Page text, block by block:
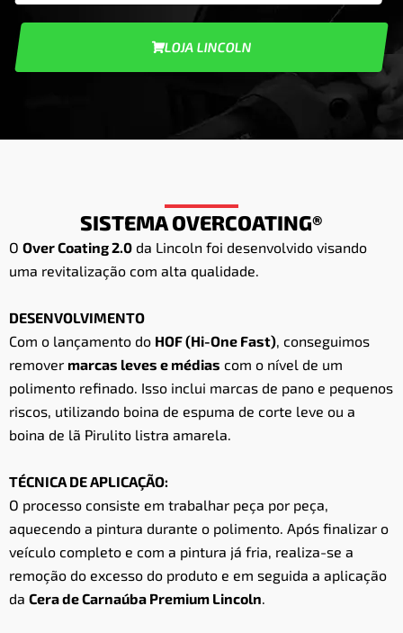
LOJA LINCOLN
SISTEMA OVERCOATING®
O Over Coating 2.0 da Lincoln foi desenvolvido visando
uma revitalização com alta qualidade.
DESENVOLVIMENTO
Com o lançamento do HOF (Hi-One Fast), conseguimos
remover marcas leves e médias com o nível de um
polimento refinado. Isso inclui marcas de pano e pequenos
riscos, utilizando boina de espuma de corte leve ou a
boina de lã Pirulito listra amarela.
TÉCNICA DE APLICAÇÃO:
O processo consiste em trabalhar peça por peça,
aquecendo a pintura durante o polimento. Após finalizar o
veículo completo e com a pintura já fria, realiza-se a
remoção do excesso do produto e em seguida a aplicação
da Cera de Carnaúba Premium Lincoln.